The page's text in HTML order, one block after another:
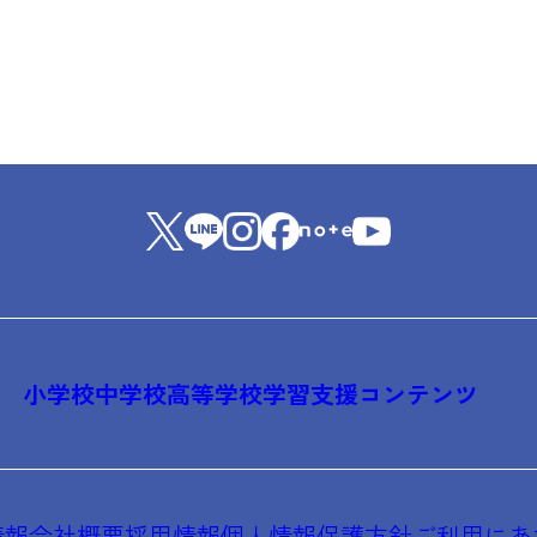
小学校中学校高等学校学習支援コンテンツ